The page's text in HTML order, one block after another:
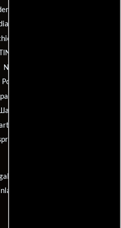
Stress vorm ersten Date
1):
Noruega:
Polonia:
& Soul
M/12
K-16